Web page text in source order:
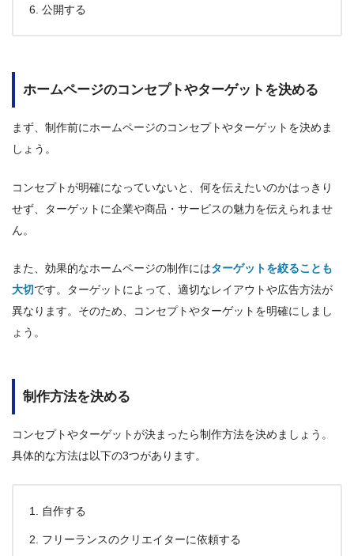
公開する
ホームページのコンセプトやターゲットを決める
まず、制作前にホームページのコンセプトやターゲットを決めま
しょう。
コンセプトが明確になっていないと、何を伝えたいのかはっきり
せず、ターゲットに企業や商品・サービスの魅力を伝えられませ
ん。
また、効果的なホームページの制作にはターゲットを絞ることも
大切です。ターゲットによって、適切なレイアウトや広告方法が
異なります。そのため、コンセプトやターゲットを明確にしまし
ょう。
制作方法を決める
コンセプトやターゲットが決まったら制作方法を決めましょう。
具体的な方法は以下の3つがあります。
自作する
フリーランスのクリエイターに依頼する